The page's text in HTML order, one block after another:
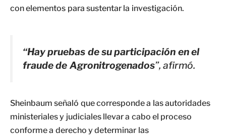
con elementos para sustentar la investigación.
“Hay pruebas de su participación en el
fraude de Agronitrogenados”, afirmó.
Sheinbaum señaló que corresponde a las autoridades
ministeriales y judiciales llevar a cabo el proceso
conforme a derecho y determinar las